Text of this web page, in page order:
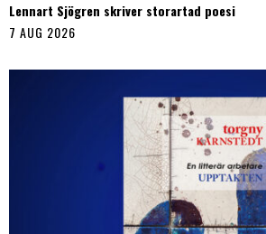
Lennart Sjögren skriver storartad poesi
7 AUG 2026